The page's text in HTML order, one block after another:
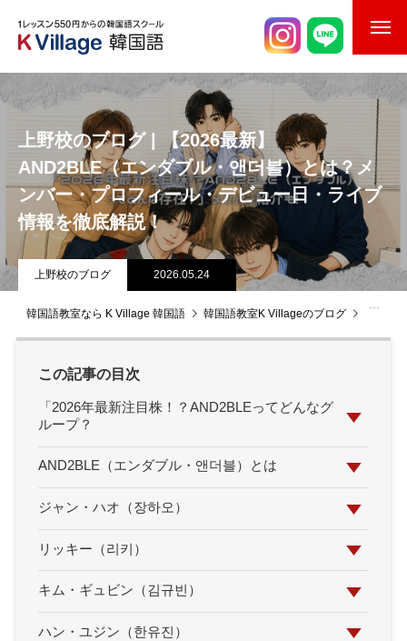
校舎案内
ご入校までの流れ
韓国語講師紹介
スケジュール
K Village韓国留学
上野校のブログ | 【2026最新】
AND2BLE（エンダブル・앤더블）とは？メ
ンバー・プロフィール・デビュー日・ライブ
情報を徹底解説！
上野校のブログ 2026.05.24
韓国語教室なら K Village 韓国語 韓国語教室K Villageのブログ
この記事の目次
「2026年最新注目株！？AND2BLEってどんなグ
ループ？
AND2BLE（エンダブル・앤더블）とは
ジャン・ハオ（장하오）
リッキー（리키）
キム・ギュビン（김규빈）
ハン・ユジン（한유진）